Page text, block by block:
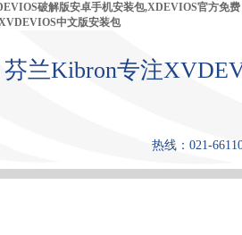
破解版安卓手机安装包,XDEVIOS官方免费
中文版安装包
芬兰Kibron专注
热线：021-
首 页 产品中心 张力仪